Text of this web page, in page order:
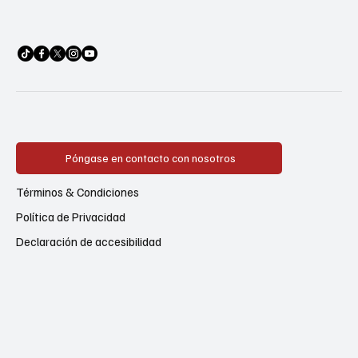
Póngase en contacto con nosotros
Política de Privacidad
Términos & Condiciones
Declaración de accesibilidad